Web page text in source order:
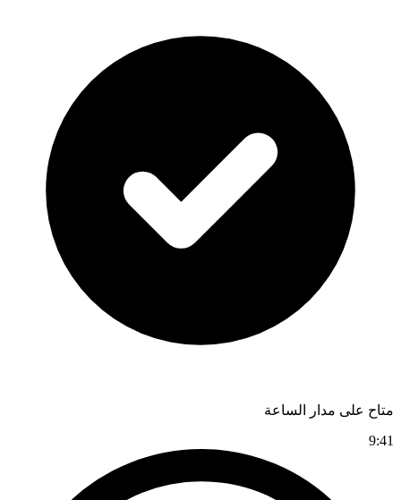
متاح على مدار الساعة
9:41